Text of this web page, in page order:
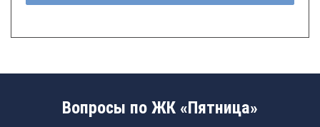
Вопросы по ЖК «Пятница»